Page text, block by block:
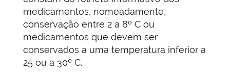
medicamentos, nomeadamente,
conservação entre 2 a 8º C ou
medicamentos que devem ser
conservados a uma temperatura inferior a
25 ou a 30º C.